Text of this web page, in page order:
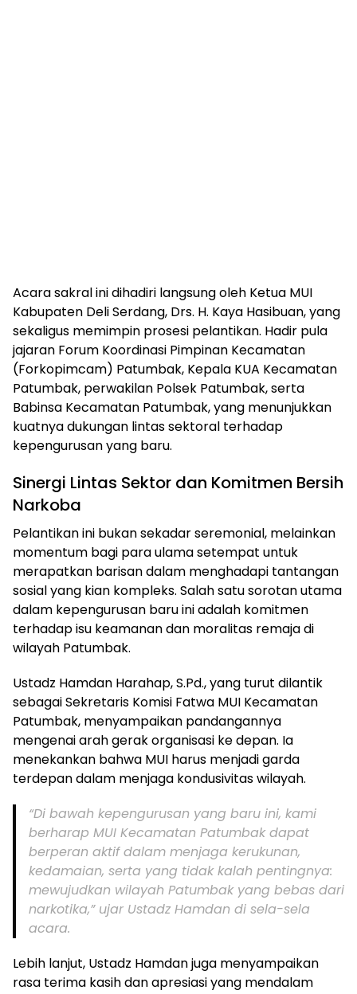
Acara sakral ini dihadiri langsung oleh Ketua MUI
Kabupaten Deli Serdang, Drs. H. Kaya Hasibuan, yang
sekaligus memimpin prosesi pelantikan. Hadir pula
jajaran Forum Koordinasi Pimpinan Kecamatan
(Forkopimcam) Patumbak, Kepala KUA Kecamatan
Patumbak, perwakilan Polsek Patumbak, serta
Babinsa Kecamatan Patumbak, yang menunjukkan
kuatnya dukungan lintas sektoral terhadap
kepengurusan yang baru.
Sinergi Lintas Sektor dan Komitmen Bersih
Narkoba
Pelantikan ini bukan sekadar seremonial, melainkan
momentum bagi para ulama setempat untuk
merapatkan barisan dalam menghadapi tantangan
sosial yang kian kompleks. Salah satu sorotan utama
dalam kepengurusan baru ini adalah komitmen
terhadap isu keamanan dan moralitas remaja di
wilayah Patumbak.
Ustadz Hamdan Harahap, S.Pd., yang turut dilantik
sebagai Sekretaris Komisi Fatwa MUI Kecamatan
Patumbak, menyampaikan pandangannya
mengenai arah gerak organisasi ke depan. Ia
menekankan bahwa MUI harus menjadi garda
terdepan dalam menjaga kondusivitas wilayah.
“Di bawah kepengurusan yang baru ini, kami
berharap MUI Kecamatan Patumbak dapat
berperan aktif dalam menjaga kerukunan,
kedamaian, serta yang tidak kalah pentingnya:
mewujudkan wilayah Patumbak yang bebas dari
narkotika,” ujar Ustadz Hamdan di sela-sela
acara.
Lebih lanjut, Ustadz Hamdan juga menyampaikan
rasa terima kasih dan apresiasi yang mendalam